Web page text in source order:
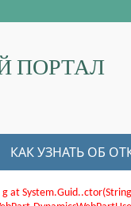
ПОРТАЛ
КАК УЗНАТЬ ОБ